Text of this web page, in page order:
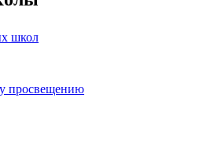
школ
просвещению